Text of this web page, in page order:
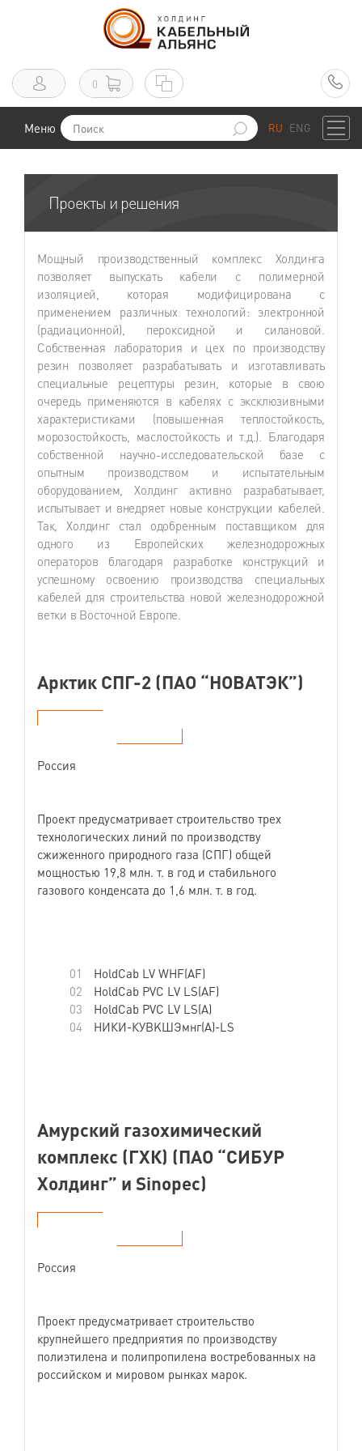
0
Меню RU ENG
Проекты и решения
Мощный производственный комплекс Холдинга
позволяет выпускать кабели с полимерной
изоляцией, которая модифицирована с
применением различных технологий: электронной
(радиационной), пероксидной и силановой.
Собственная лаборатория и цех по производству
резин позволяет разрабатывать и изготавливать
специальные рецептуры резин, которые в свою
очередь применяются в кабелях с эксклюзивными
характеристиками (повышенная теплостойкость,
морозостойкость, маслостойкость и т.д.). Благодаря
собственной научно-исследовательской базе с
опытным производством и испытательным
оборудованием, Холдинг активно разрабатывает,
испытывает и внедряет новые конструкции кабелей.
Так, Холдинг стал одобренным поставщиком для
одного из Европейских железнодорожных
операторов благодаря разработке конструкций и
успешному освоению производства специальных
кабелей для строительства новой железнодорожной
ветки в Восточной Европе.
Арктик СПГ-2 (ПАО “НОВАТЭК”)
Россия
Проект предусматривает строительство трех
технологических линий по производству
сжиженного природного газа (СПГ) общей
мощностью 19,8 млн. т. в год и стабильного
газового конденсата до 1,6 млн. т. в год.
HoldCab LV WHF(AF)
HoldCab PVC LV LS(AF)
HoldCab PVC LV LS(А)
НИКИ-КУВKШЭмнг(A)-LS
Амурский газохимический
комплекс (ГХК) (ПАО “СИБУР
Холдинг” и Sinopec)
Россия
Проект предусматривает строительство
крупнейшего предприятия по производству
полиэтилена и полипропилена востребованных на
российском и мировом рынках марок.